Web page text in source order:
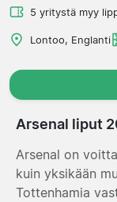
5 yritystä myy
Lontoo, Englanti
Arsenal liput
Arsenal on
kuin yksikään
Tottenhamia